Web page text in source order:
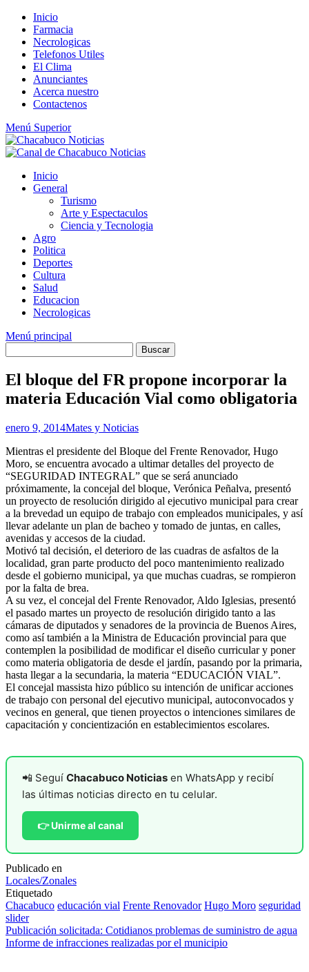
Saltar
contenido
Inicio
Farmacia
Necrologicas
Telefonos Utiles
El Clima
Anunciantes
Acerca nuestro
Contactenos
Menú Superior
Inicio
General
Turismo
Arte y Espectaculos
Ciencia y Tecnologia
Agro
Politica
Deportes
Cultura
Salud
Educacion
Necrologicas
Menú principal
El bloque del FR propone incorporar la
materia Educación Vial como obligatoria
enero 9, 2014Mates y Noticias
Mientras el presidente del Bloque del Frente Renovador, Hugo
Moro, se encuentra avocado a ultimar detalles del proyecto de
“SEGURIDAD INTEGRAL” que se será anunciado
próximamente, la concejal del bloque, Verónica Peñalva, presentó
un proyecto de resolución dirigido al ejecutivo municipal para crear
a la brevedad un equipo de trabajo con empleados municipales, y así
llevar adelante un plan de bacheo y tomado de juntas, en calles,
avenidas y accesos de la ciudad.
Motivó tal decisión, el deterioro de las cuadras de asfaltos de la
localidad, gran parte producto del poco mantenimiento realizado
desde el gobierno municipal, ya que muchas cuadras, se rompieron
por la falta de brea.
A su vez, el concejal del Frente Renovador, Aldo Iglesias, presentó
el pasado martes un proyecto de resolución dirigido tanto a las
cámaras de diputados y senadores de la provincia de Buenos Aires,
como así también a la Ministra de Educación provincial para que
contemplen la posibilidad de modificar el diseño curricular y poner
como materia obligatoria de desde el jardín, pasando por la primaria,
hasta llegar a la secundaria, la materia “EDUCACIÓN VIAL”.
El concejal massista hizo público su intención de unificar acciones
de trabajo con personal del ejecutivo municipal, autoconvocados y
vecinos en general, que tienen proyectos o intenciones similares de
capacitación y concientización en establecimientos escolares.
📲 Seguí Chacabuco Noticias en WhatsApp y recibí
las últimas noticias directo en tu celular.
👉 Unirme al canal
Publicado en
Locales/Zonales
Etiquetado
Chacabuco educación vial Frente Renovador Hugo Moro seguridad
slider
Navegación
de
Publicación solicitada: Cotidianos problemas de suministro de agua
Informe de infracciones realizadas por el municipio